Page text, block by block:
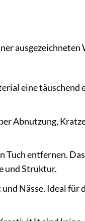
ausgezeichneten
eine täuschend
Abnutzung,
Tuch entfernen. Das
und Struktur.
Nässe. Ideal für